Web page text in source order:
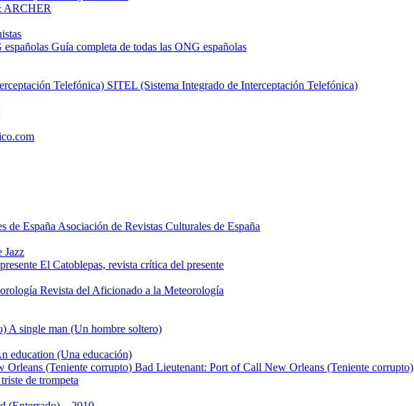
ARCHER
Guía completa de todas las ONG españolas
SITEL (Sistema Integrado de Interceptación Telefónica)
Asociación de Revistas Culturales de España
Jazz
El Catoblepas, revista crítica del presente
Revista del Aficionado a la Meteorología
A single man (Un hombre soltero)
education (Una educación)
Bad Lieutenant: Port of Call New Orleans (Teniente corrupto)
de trompeta